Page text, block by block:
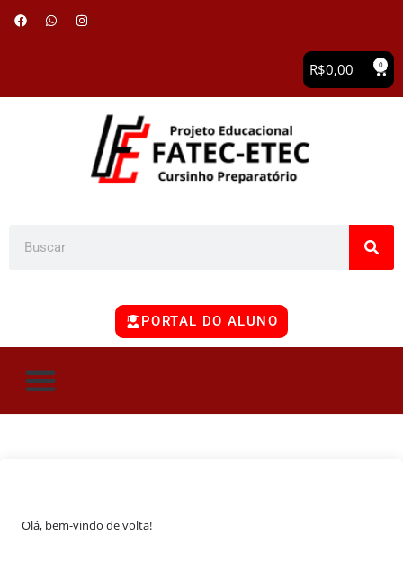
R$0,00 0
PORTAL DO ALUNO
Olá, bem-vindo de volta!